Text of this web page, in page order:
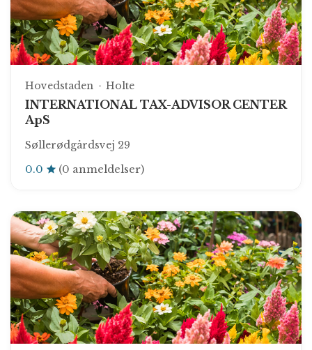
Hovedstaden Holte
INTERNATIONAL TAX-ADVISOR CENTER
ApS
Søllerødgårdsvej 29
0.0 (0 anmeldelser)